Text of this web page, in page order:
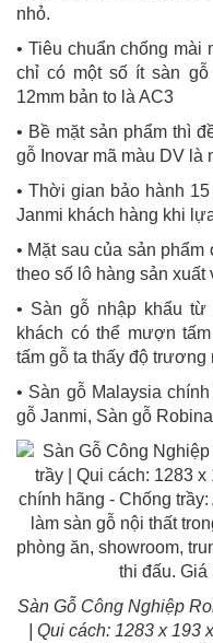
nhỏ.
• Tiêu chuẩn chống mài
chỉ có một số ít sàn gỗ
12mm bản to là AC3
• Bề mặt sản phẩm thì
gỗ Inovar mã màu DV là
• Thời gian bảo hành
Janmi khách hàng khi
• Mặt sau của sản phẩm
theo số lô hàng sản xuất
• Sàn gỗ nhập khẩu
khách có thể mượn
tấm gỗ ta thấy độ
• Sàn gỗ Malaysia
gỗ Janmi, Sàn gỗ
Sàn Gỗ Công Nghiệp
| Qui cách: 1283 x